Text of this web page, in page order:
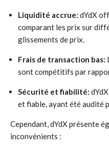
Liquidité accrue: dYdX
comparant les prix sur
glissements de prix.
Frais de transaction bas:
sont compétitifs par
Sécurité et fiabilité:
et fiable, ayant été audité
Cependant, dYdX présente
inconvénients :